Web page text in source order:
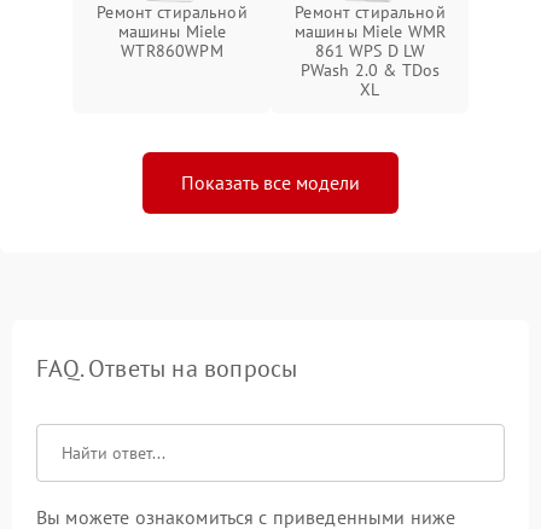
Ремонт стиральной
машины Miele
WTR860WPM
Ремонт стиральной
машины Miele WMR
861 WPS D LW
PWash 2.0 & TDos
XL
Показать все модели
FAQ. Ответы на вопросы
Вы можете ознакомиться с приведенными ниже